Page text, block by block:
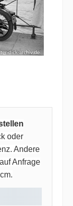
oder
Andere
Anfrage